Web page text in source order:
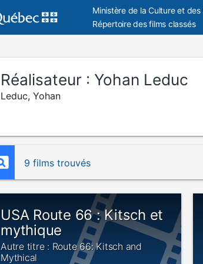
Ministère de la Culture et
Répertoire des films classés
Réalisateur : Yohan Leduc
Leduc, Yohan
9 films trouvés
USA Route 66 : Kitsch et
mythique
Autre titre : Route 66: Kitsch and
Mythical